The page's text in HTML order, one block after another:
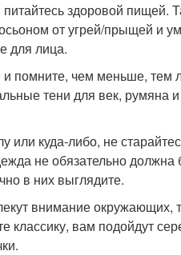
здоровой пищей.
от угрей/прыщей и
для лица.
помните, чем меньше, тем
тени для век, румяна
куда-либо, не
не обязательно
в них выглядите.
внимание окружающих,
вам подойдут